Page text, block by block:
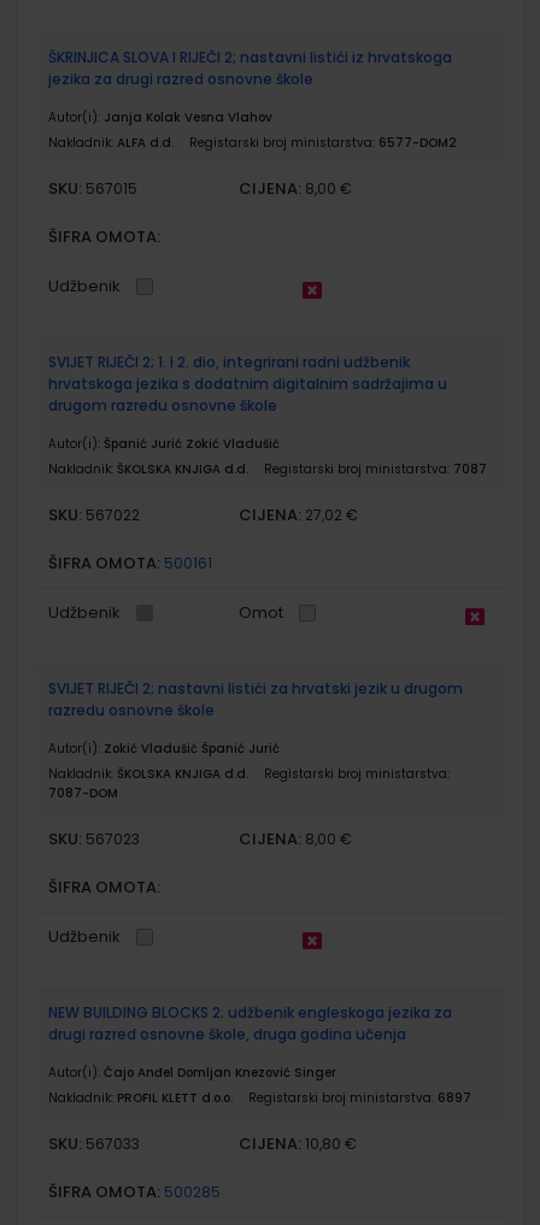
ŠKRINJICA SLOVA I RIJEČI 2; nastavni listići iz hrvatskoga
jezika za drugi razred osnovne škole
Autor(i): Janja Kolak Vesna Vlahov
Nakladnik: ALFA d.d. Registarski broj ministarstva: 6577-DOM2
SKU: 567015 CIJENA: 8,00 €
ŠIFRA OMOTA:
Udžbenik
SVIJET RIJEČI 2; 1. I 2. dio, integrirani radni udžbenik
hrvatskoga jezika s dodatnim digitalnim sadržajima u
drugom razredu osnovne škole
Autor(i): Španić Jurić Zokić Vladušić
Nakladnik: ŠKOLSKA KNJIGA d.d. Registarski broj ministarstva: 7087
SKU: 567022 CIJENA: 27,02 €
ŠIFRA OMOTA: 500161
Udžbenik Omot
SVIJET RIJEČI 2; nastavni listići za hrvatski jezik u drugom
razredu osnovne škole
Autor(i): Zokić Vladušić Španić Jurić
Nakladnik: ŠKOLSKA KNJIGA d.d.
Registarski broj ministarstva:
7087-DOM
SKU: 567023 CIJENA: 8,00 €
ŠIFRA OMOTA:
Udžbenik
NEW BUILDING BLOCKS 2; udžbenik engleskoga jezika za
drugi razred osnovne škole, druga godina učenja
Autor(i): Čajo Anđel Domljan Knezović Singer
Nakladnik: PROFIL KLETT d.o.o. Registarski broj ministarstva: 6897
SKU: 567033 CIJENA: 10,80 €
ŠIFRA OMOTA: 500285